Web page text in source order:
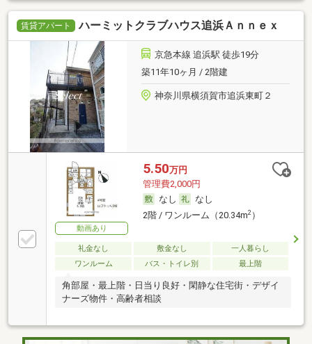
賃貸アパート ハーミットクラブハウス追浜Ａｎｎｅｘ
京急本線 追浜駅 徒歩19分
築11年10ヶ月 / 2階建
神奈川県横須賀市追浜東町２
動画あり
5.50万円
管理費2,000円
なし
なし
2階 / ワンルーム（20.34m2）
礼金なし 敷金なし
一人暮らし
ワンルーム
バス・トイレ別 最上階
角部屋・最上階・日当り良好・閑静な住宅街・デザイ
ナーズ物件・高齢者相談